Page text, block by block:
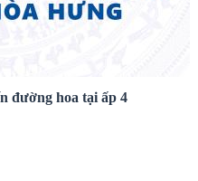
đường hoa tại ấp 4